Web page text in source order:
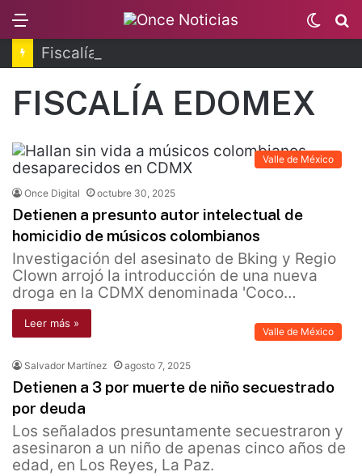
Switch
skin
FISCALÍA EDOMEX
Valle de México
Once Digital octubre 30, 2025
Detienen a presunto autor intelectual de
homicidio de músicos colombianos
Investigación del asesinato de Bking y Regio
Clown arrojó la introducción de una nueva
droga en la CDMX denominada 'Coco…
Leer más »
Valle de México
Salvador Martínez agosto 7, 2025
Detienen a 3 por muerte de niño secuestrado
por deuda
Los señalados presuntamente secuestraron y
asesinaron a un niño de apenas cinco años de
edad, en Los Reyes, La Paz.